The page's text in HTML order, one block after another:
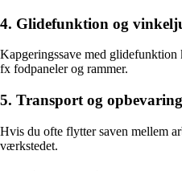
4. Glidefunktion og
Kapgeringssave med
fx fodpaneler og rammer.
5. Transport og opbevaring
Hvis du ofte flytter saven mellem
værkstedet.